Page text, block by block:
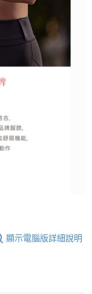
顯示電腦版詳細說明